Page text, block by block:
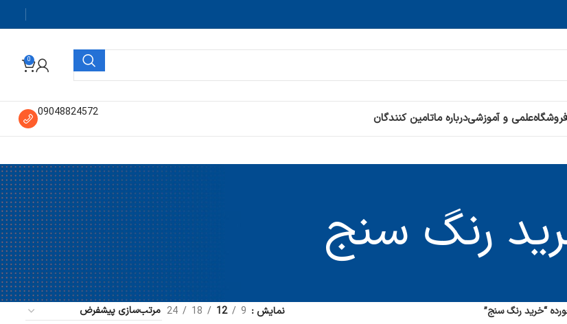
0
فروشگاهعلمی و آموزشیدرباره ماتامین کنندگان 09048824572
رنگ سنج
“خرید رنگ سنج” نمایش 9
12
18
24